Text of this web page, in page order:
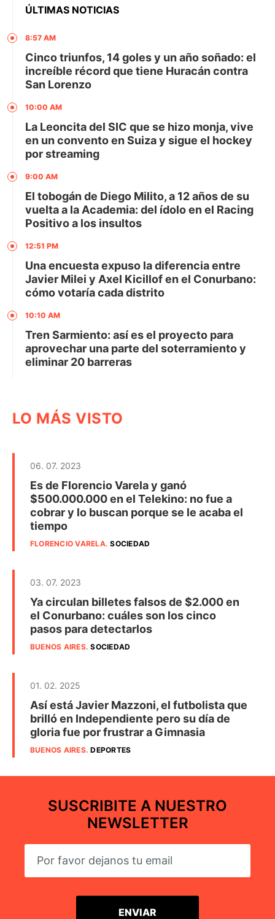
ÚLTIMAS NOTICIAS
8:57 AM
Cinco triunfos, 14 goles y un año soñado: el
increíble récord que tiene Huracán contra
San Lorenzo
10:00 AM
La Leoncita del SIC que se hizo monja, vive
en un convento en Suiza y sigue el hockey
por streaming
9:00 AM
El tobogán de Diego Milito, a 12 años de su
vuelta a la Academia: del ídolo en el Racing
Positivo a los insultos
12:51 PM
Una encuesta expuso la diferencia entre
Javier Milei y Axel Kicillof en el Conurbano:
cómo votaría cada distrito
10:10 AM
Tren Sarmiento: así es el proyecto para
aprovechar una parte del soterramiento y
eliminar 20 barreras
LO MÁS VISTO
06. 07. 2023
Es de Florencio Varela y ganó
$500.000.000 en el Telekino: no fue a
cobrar y lo buscan porque se le acaba el
tiempo
FLORENCIO VARELA.SOCIEDAD
03. 07. 2023
Ya circulan billetes falsos de $2.000 en
el Conurbano: cuáles son los cinco
pasos para detectarlos
BUENOS AIRES.SOCIEDAD
01. 02. 2025
Así está Javier Mazzoni, el futbolista que
brilló en Independiente pero su día de
gloria fue por frustrar a Gimnasia
BUENOS AIRES.DEPORTES
SUSCRIBITE A NUESTRO
NEWSLETTER